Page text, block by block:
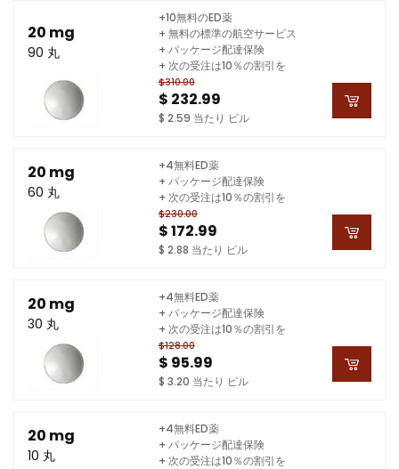
20 mg
90 丸
$310.00
$ 232.99
$ 2.59 当たり ピル
+10無料のED薬
+ 無料の標準の航空サービス
+ パッケージ配達保険
+ 次の受注は10％の割引を
20 mg
60 丸
$230.00
$ 172.99
$ 2.88 当たり ピル
+4無料ED薬
+ パッケージ配達保険
+ 次の受注は10％の割引を
20 mg
30 丸
$128.00
$ 95.99
$ 3.20 当たり ピル
+4無料ED薬
+ パッケージ配達保険
+ 次の受注は10％の割引を
20 mg
10 丸
+4無料ED薬
+ パッケージ配達保険
+ 次の受注は10％の割引を